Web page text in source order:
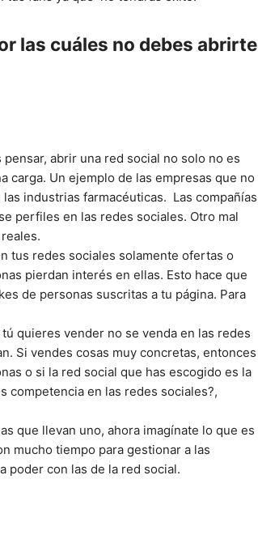
las cuáles no debes abrirte
abrir una red social no solo no es
carga. Un ejemplo de las empresas que no
industrias farmacéuticas. Las compañías
perfiles en las redes sociales. Otro mal
tus redes sociales solamente ofertas o
pierdan interés en ellas. Esto hace que
de personas suscritas a tu página. Para
quieres vender no se venda en las redes
Si vendes cosas muy concretas, entonces
o si la red social que has escogido es la
competencia en las redes sociales?,
que llevan uno, ahora imagínate lo que es
mucho tiempo para gestionar a las
poder con las de la red social.